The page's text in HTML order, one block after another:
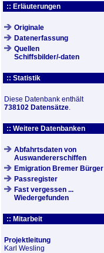
:: Erläuterungen
Originale
Datenerfassung
Quellen
Schiffsbilder/-daten
:: Statistik
Diese Datenbank enthält
738102 Datensätze.
:: Weitere Datenbanken
Abfahrtsdaten von
Auswandererschiffen
Emigration Bremer Bürger
Passregister
Fast vergessen ...
Wiedergefunden
:: Mitarbeit
Projektleitung
Karl Wesling